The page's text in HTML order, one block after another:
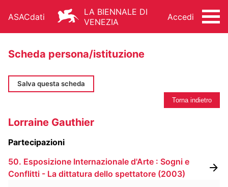
ASACdati
LA BIENNALE DI
VENEZIA
Accedi
ARCHITETTURA
DANZA
MUSICA
ALTRE ATTIVITÀ
Scheda persona/istituzione
Salva questa scheda
Torna indietro
Lorraine Gauthier
Partecipazioni
50. Esposizione Internazionale d'Arte : Sogni e
Conflitti - La dittatura dello spettatore (2003)